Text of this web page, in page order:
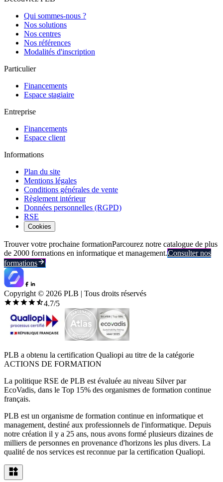
Qui sommes-nous ?
Nos solutions
Nos centres
Nos références
Modalités d'inscription
Particulier
Financements
Espace stagiaire
Entreprise
Financements
Espace client
Informations
Plan du site
Mentions légales
Conditions générales de vente
Règlement intérieur
Données personnelles (RGPD)
RSE
Cookies
Trouver votre prochaine formationParcourez notre catalogue de plus
de 2000 formations en informatique et management.Consulter nos
formations
Copyright © 2026 PLB | Tous droits réservés
4.7/5
PLB a obtenu la certification Qualiopi au titre de la catégorie
ACTIONS DE FORMATION
La politique RSE de PLB est évaluée au niveau Silver par
EcoVadis, dans le Top 15% des organismes de formation continue
français.
PLB est un organisme de formation continue en informatique et
management, destiné aux professionnels de l'informatique. Depuis
notre création il y a 25 ans, nous avons formé plusieurs dizaines de
milliers de personnes en provenance d'horizons les plus divers. La
qualité de nos services est reconnue par la certification Qualiopi.